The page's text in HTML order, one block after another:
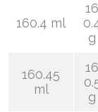
160.4 ml
16
g
160.45
ml
16
g